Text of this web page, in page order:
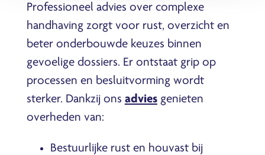
Professioneel advies over complexe
handhaving zorgt voor rust, overzicht en
beter onderbouwde keuzes binnen
gevoelige dossiers. Er ontstaat grip op
processen en besluitvorming wordt
sterker. Dankzij ons adviesgenieten
overheden van:
Bestuurlijke rust en houvast bij